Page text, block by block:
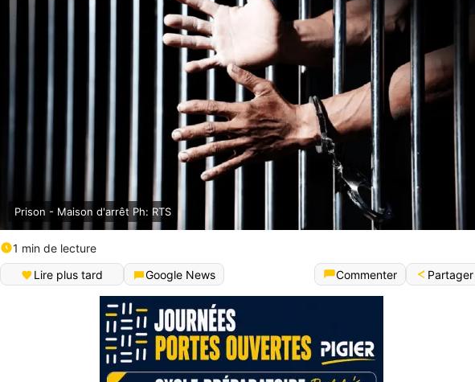
Prison - Maison d'arrêt Ph: RTS
1 min de lecture
Lire plus tard
Google News Commenter Partager